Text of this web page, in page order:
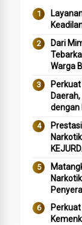
Dari
Warga
dengan